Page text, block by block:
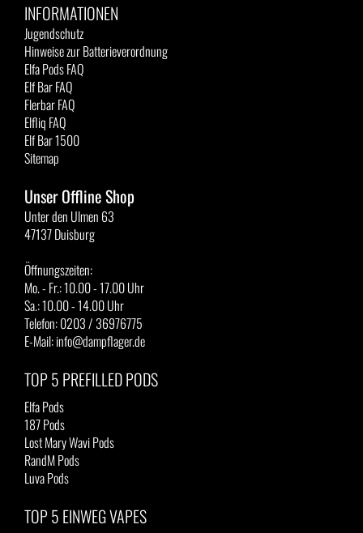
INFORMATIONEN
Jugendschutz
Hinweise zur Batterieverordnung
Elfa Pods FAQ
Elf Bar FAQ
Flerbar FAQ
Elfliq FAQ
Elf Bar 1500
Sitemap
Unser Offline Shop
Unter den Ulmen 63
47137 Duisburg
Öffnungszeiten:
Mo. - Fr.: 10.00 - 17.00 Uhr
Sa.: 10.00 - 14.00 Uhr
Telefon: 0203 / 36976775
E-Mail: info@dampflager.de
TOP 5 PREFILLED PODS
Elfa Pods
187 Pods
Lost Mary Wavi Pods
RandM Pods
Luva Pods
TOP 5 EINWEG VAPES